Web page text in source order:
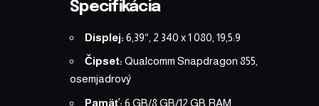
Špecifikácia
Displej: 6,39“, 2 340 x 1 080, 19,5:9
Čipset: Qualcomm Snapdragon 855,
osemjadrový
Pamäť: 6 GB/8 GB/12 GB RAM